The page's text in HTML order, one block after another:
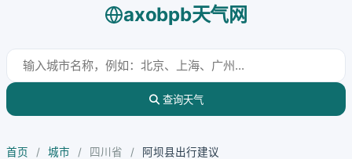
axobpb天气网
查询天气
首页 / 城市 / 四川省 / 阿坝县出行建议